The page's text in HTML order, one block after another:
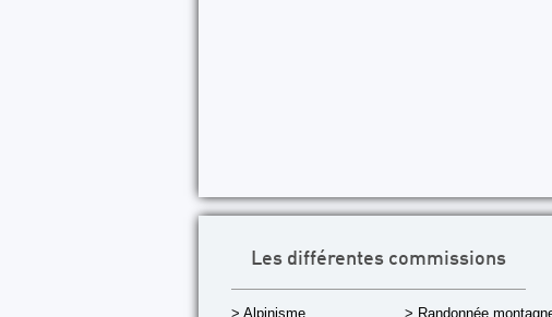
Les différentes commissions
> Alpinisme > Randonnée